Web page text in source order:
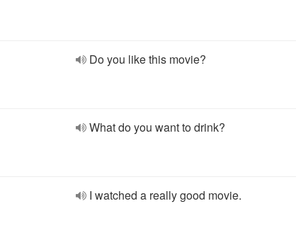
Do you like this movie?
What do you want to drink?
I watched a really good movie.